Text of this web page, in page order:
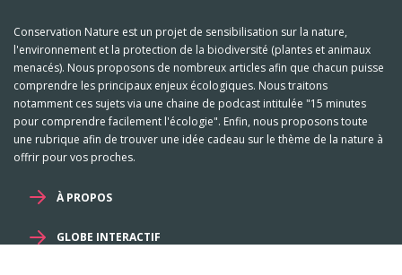
Conservation Nature est un projet de sensibilisation sur la nature,
l'environnement et la protection de la biodiversité (plantes et animaux
menacés). Nous proposons de nombreux articles afin que chacun puisse
comprendre les principaux enjeux écologiques. Nous traitons
notamment ces sujets via une chaine de podcast intitulée "15 minutes
pour comprendre facilement l'écologie". Enfin, nous proposons toute
une rubrique afin de trouver une idée cadeau sur le thème de la nature à
offrir pour vos proches.
À PROPOS
GLOBE INTERACTIF